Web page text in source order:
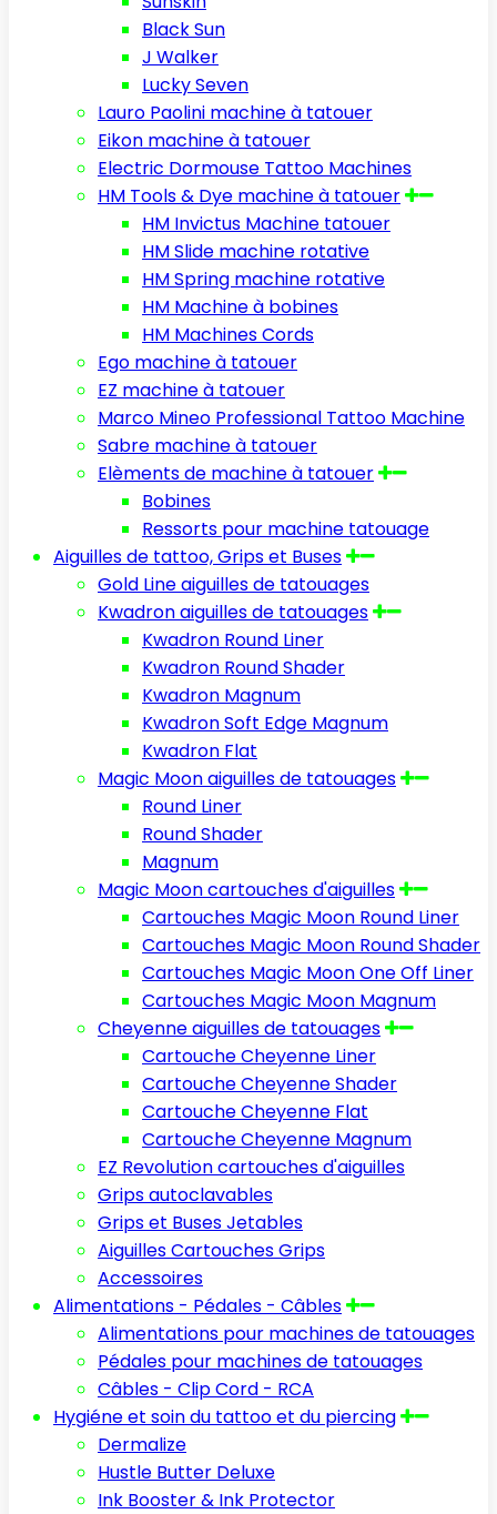
Black Sun
J Walker
Lucky Seven
Lauro Paolini machine à tatouer
Eikon machine à tatouer
Electric Dormouse Tattoo Machines
HM Tools & Dye machine à tatouer
HM Invictus Machine tatouer
HM Slide machine rotative
HM Spring machine rotative
HM Machine à bobines
HM Machines Cords
Ego machine à tatouer
EZ machine à tatouer
Marco Mineo Professional Tattoo Machine
Sabre machine à tatouer
Elèments de machine à tatouer
Bobines
Ressorts pour machine tatouage
Aiguilles de tattoo, Grips et Buses
Gold Line aiguilles de tatouages
Kwadron aiguilles de tatouages
Kwadron Round Liner
Kwadron Round Shader
Kwadron Magnum
Kwadron Soft Edge Magnum
Kwadron Flat
Magic Moon aiguilles de tatouages
Round Liner
Round Shader
Magnum
Magic Moon cartouches d'aiguilles
Cartouches Magic Moon Round Liner
Cartouches Magic Moon Round Shader
Cartouches Magic Moon One Off Liner
Cartouches Magic Moon Magnum
Cheyenne aiguilles de tatouages
Cartouche Cheyenne Liner
Cartouche Cheyenne Shader
Cartouche Cheyenne Flat
Cartouche Cheyenne Magnum
EZ Revolution cartouches d'aiguilles
Grips autoclavables
Grips et Buses Jetables
Aiguilles Cartouches Grips
Accessoires
Alimentations - Pédales - Câbles
Alimentations pour machines de tatouages
Pédales pour machines de tatouages
Câbles - Clip Cord - RCA
Hygiéne et soin du tattoo et du piercing
Dermalize
Hustle Butter Deluxe
Ink Booster & Ink Protector